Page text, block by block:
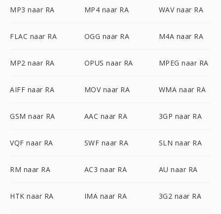
MP3 naar RA MP4 naar RA WAV naar RA
FLAC naar RA OGG naar RA M4A naar RA
MP2 naar RA OPUS naar RA MPEG naar RA
AIFF naar RA MOV naar RA WMA naar RA
GSM naar RA AAC naar RA 3GP naar RA
VQF naar RA SWF naar RA SLN naar RA
RM naar RA AC3 naar RA AU naar RA
HTK naar RA IMA naar RA 3G2 naar RA